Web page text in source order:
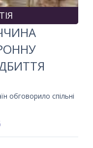
обговорило спільні